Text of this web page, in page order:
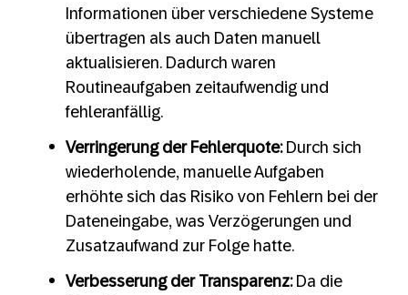
Informationen über verschiedene Systeme
übertragen als auch Daten manuell
aktualisieren. Dadurch waren
Routineaufgaben zeitaufwendig und
fehleranfällig.
Verringerung der Fehlerquote:Durch sich
wiederholende, manuelle Aufgaben
erhöhte sich das Risiko von Fehlern bei der
Dateneingabe, was Verzögerungen und
Zusatzaufwand zur Folge hatte.
Verbesserung der Transparenz:Da die